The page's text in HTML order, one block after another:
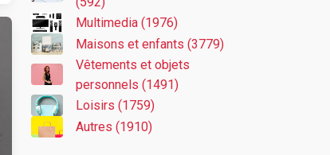
Multimedia (1976)
Maisons et enfants (3779)
Vêtements et objets
personnels (1491)
Loisirs (1759)
Autres (1910)